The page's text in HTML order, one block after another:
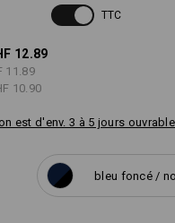
TTC
12.89
11.89
10.90
est d'env. 3 à 5 jours
bleu foncé /